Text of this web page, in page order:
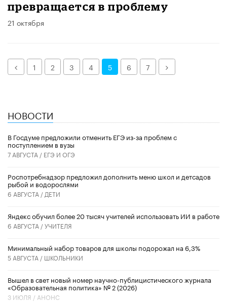
превращается в проблему
21 октября
Назад1 2 3 4 5 6 7 Далее
НОВОСТИ
В Госдуме предложили отменить ЕГЭ из-за проблем с
поступлением в вузы
7 АВГУСТА / ЕГЭ И ОГЭ
Роспотребнадзор предложил дополнить меню школ и детсадов
рыбой и водорослями
6 АВГУСТА / ДЕТИ
​Яндекс обучил более 20 тысяч учителей использовать ИИ в работе
6 АВГУСТА /УЧИТЕЛЯ
Минимальный набор товаров для школы подорожал на 6,3%
5 АВГУСТА / ШКОЛЬНИКИ
Вышел в свет новый номер научно-публицистического журнала
«Образовательная политика» № 2 (2026)
3 ИЮЛЯ / АНОНС